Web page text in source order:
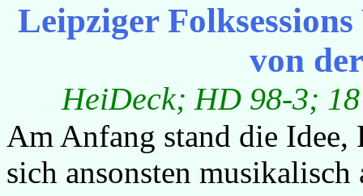
Leipziger
von
HeiDeck; HD 98-3;
Am Anfang stand die
sich ansonsten musikalisch